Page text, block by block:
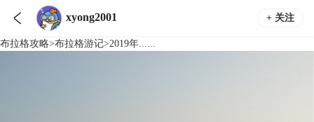
 xyong2001 + 关注
布拉格攻略>布拉格游记>2019年......